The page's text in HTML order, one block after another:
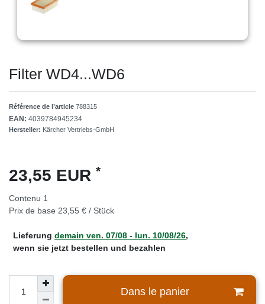
Filter WD4...WD6
Référence de l’article 788315
EAN: 4039784945234
Hersteller: Kärcher Vertriebs-GmbH
23,55 EUR *
Contenu 1
Prix de base 23,55 € / Stück
Lieferung demain ven. 07/08 - lun. 10/08/26,
wenn sie jetzt bestellen und bezahlen
Dans le panier